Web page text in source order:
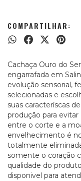
COMPARTILHAR:
Cachaça Ouro do
engarrafada em
evolução sensorial,
selecionadas e
suas caracteríscas
produção para
entre o corte e a
envelhecimento é
totalmente
somente o coração
qualidade do
disponivel para